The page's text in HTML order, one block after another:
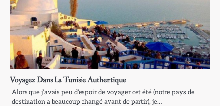
Voyagez Dans La Tunisie Authentique
Alors que j’avais peu d’espoir de voyager cet été (notre pays de
destination a beaucoup changé avant de partir), je…